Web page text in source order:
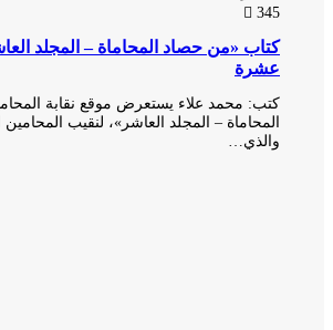
كتاب «من حصاد المحاماة – المجلد العاشر» –
عشرة
كتب: محمد علاء يستعرض موقع نقابة المحامين،
المحاماة – المجلد العاشر»، لنقيب المحامين
والذي…